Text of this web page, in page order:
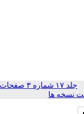
جلد ۱۷ شماره ۳ صفحات
نسخه ها